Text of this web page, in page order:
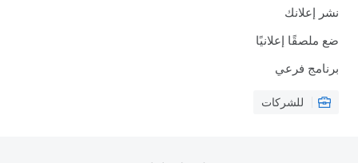
نشر إعلانك
ضع ملصقًا إعلانيًا
برنامج فرعي
للشركات